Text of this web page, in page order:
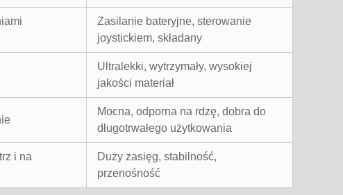
Zasilanie bateryjne, sterowanie
joystickiem, składany
Ultralekki, wytrzymały, wysokiej
jakości materiał
Mocna, odporna na rdzę, dobra do
długotrwałego użytkowania
i na
Duży zasięg, stabilność,
przenośność